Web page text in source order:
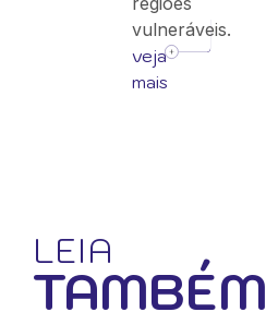
vulneráveis.
veja
mais
LEIA
TAMBÉM